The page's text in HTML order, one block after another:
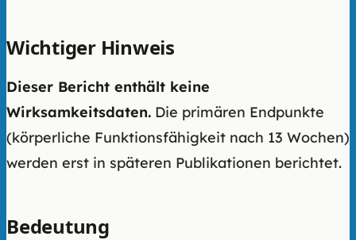
Wichtiger Hinweis
Dieser Bericht enthält keine
Wirksamkeitsdaten. Die primären Endpunkte
(körperliche Funktionsfähigkeit nach 13 Wochen)
werden erst in späteren Publikationen berichtet.
Bedeutung